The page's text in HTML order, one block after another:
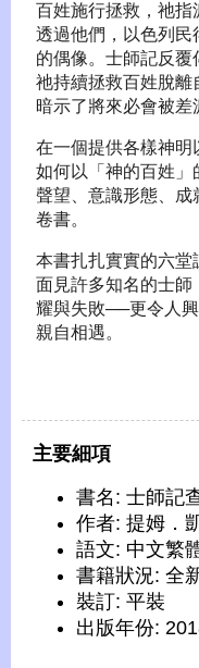
百姓施行拯救，祂
透過他們，以色列
的偶像。士師記反
祂持續拯救百姓脫
暗示了將來必會被差
在一個提供各樣神
如何以「神的百姓
聲望、意識形態、
卷書。
本書扎扎實實的六
面見許多知名的士
耀與失敗──更令人
親自相遇。
主要細項
書名: 士師記
作者: 提姆．
語文: 中文繁
書籍狀況: 全
裝訂: 平裝
出版年份: